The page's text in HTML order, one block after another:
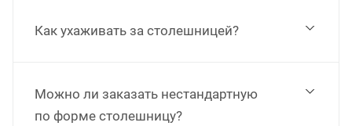
Как ухаживать за столешницей?
Можно ли заказать нестандартную
по форме столешницу?